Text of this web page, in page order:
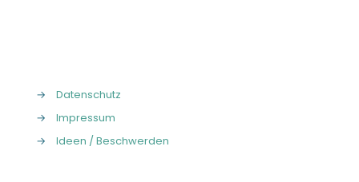
→
Datenschutz
→
Impressum
→
Ideen / Beschwerden